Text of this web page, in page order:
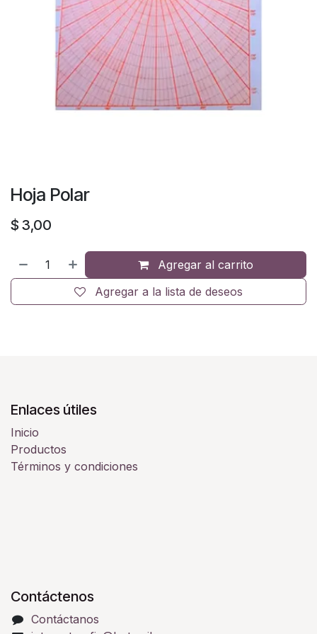
Hoja Polar
$ 3,00
Agregar al carrito
Agregar a la lista de deseos
Enlaces útiles
Inicio
Productos
Términos y condiciones
Contáctenos
Contáctanos